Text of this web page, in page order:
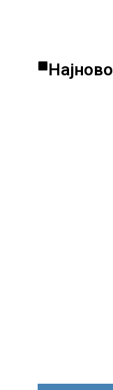
Најново